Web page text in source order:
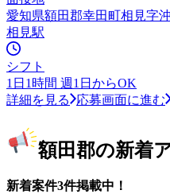
愛知県額田郡幸田町相見字
相見駅
シフト
1日1時間 週1日からOK
詳細を見る
応募画面に進む
額田郡の新着
新着案件3件掲載中！